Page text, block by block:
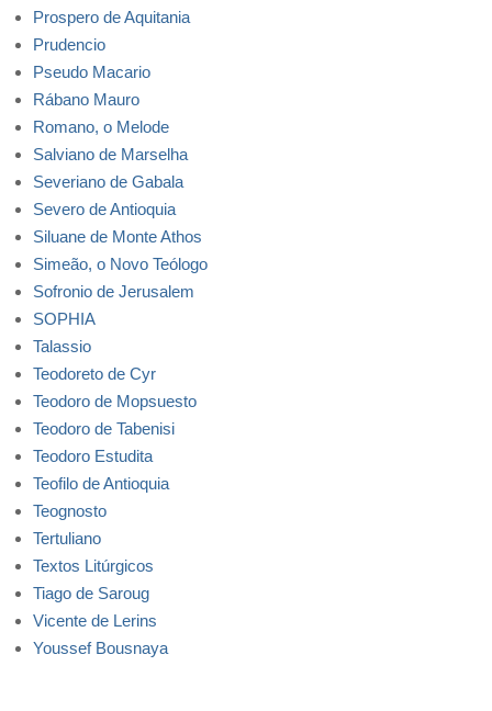
Prospero de Aquitania
Prudencio
Pseudo Macario
Rábano Mauro
Romano, o Melode
Salviano de Marselha
Severiano de Gabala
Severo de Antioquia
Siluane de Monte Athos
Simeão, o Novo Teólogo
Sofronio de Jerusalem
SOPHIA
Talassio
Teodoreto de Cyr
Teodoro de Mopsuesto
Teodoro de Tabenisi
Teodoro Estudita
Teofilo de Antioquia
Teognosto
Tertuliano
Textos Litúrgicos
Tiago de Saroug
Vicente de Lerins
Youssef Bousnaya